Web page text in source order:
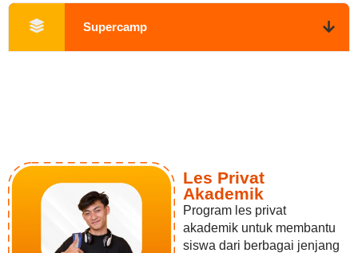
Supercamp
Les Privat
Akademik
Program les privat
akademik untuk membantu
siswa dari berbagai jenjang